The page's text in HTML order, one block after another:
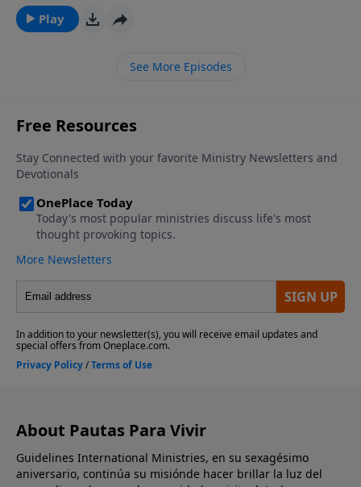
Play
See More Episodes
About Pautas Para Vivir
Guidelines International Ministries, en su sexagésimo
aniversario, continúa su misiónde hacer brillar la luz del